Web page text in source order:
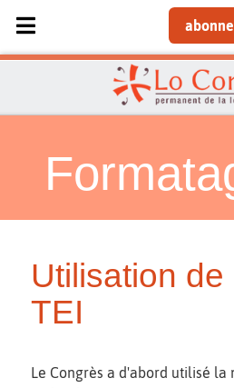
Sélectionnez votre langue
Utilisation de
TEI
Le Congrès a d'abord utilisé la